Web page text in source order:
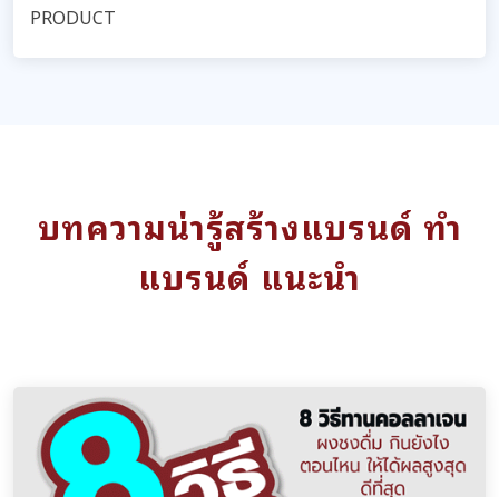
PRODUCT
บทความน่ารู้สร้างแบรนด์ ทำ
แบรนด์ แนะนำ